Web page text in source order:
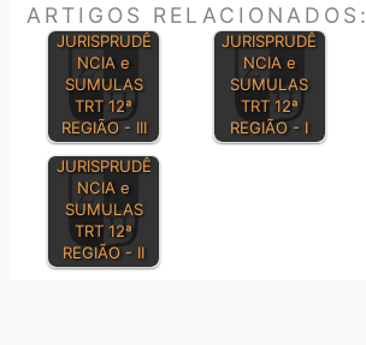
ARTIGOS RELACIONADOS:
BOLETIM DE
JURISPRUDÊ
NCIA e
SUMULAS
TRT 12ª
REGIÃO - III
BOLETIM DE
JURISPRUDÊ
NCIA e
SUMULAS
TRT 12ª
REGIÃO - I
BOLETIM DE
JURISPRUDÊ
NCIA e
SUMULAS
TRT 12ª
REGIÃO - II